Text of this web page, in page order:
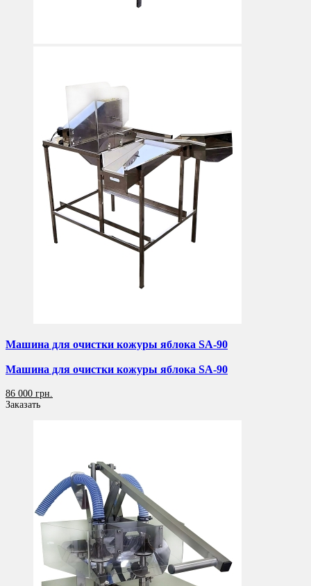
Машина для очистки кожуры яблока SA-90
Машина для очистки кожуры яблока SA-90
86 000 грн.
Заказать